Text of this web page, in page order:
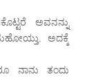
ಅವನನ್ನು
ಅದಕ್ಕೆ
ನಾನು ತಂದು